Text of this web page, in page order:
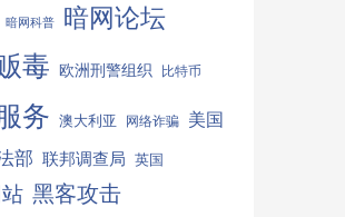
暗网科普 暗网论坛
毒 欧洲刑警组织 比特币
务 澳大利亚 网络诈骗 美国
部 联邦调查局 英国
黑客攻击